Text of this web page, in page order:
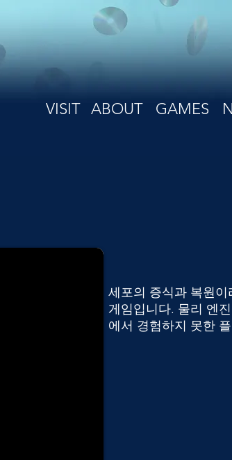
VISIT ABOUT GAMES
세포의 증식과 복원
게임입니다. 물리 엔
에서 경험하지 못한